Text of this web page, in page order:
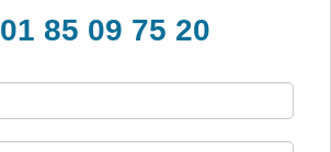
01 85 09 75 20